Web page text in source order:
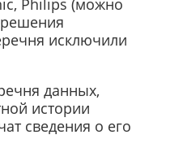
Philips (можно
исключили
данных,
истории
сведения о его